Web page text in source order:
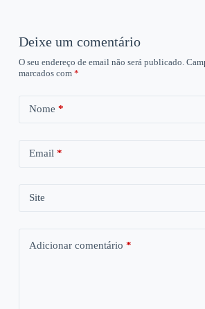
Deixe um comentário
O seu endereço de email não será publicado.
marcados com *
Nome *
Email *
Site
Adicionar comentário *